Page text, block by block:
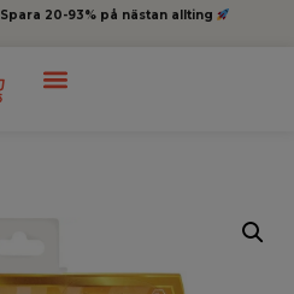
Spara 20-93% på nästan allting